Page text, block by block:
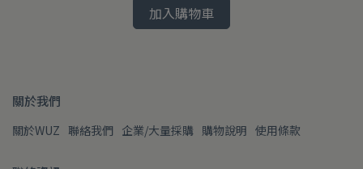
加入購物車
關於我們
關於WUZ 聯絡我們 企業/大量採購 購物說明 使用條款